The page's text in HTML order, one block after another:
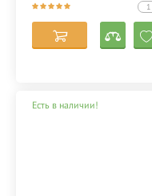
1
Есть в наличии!